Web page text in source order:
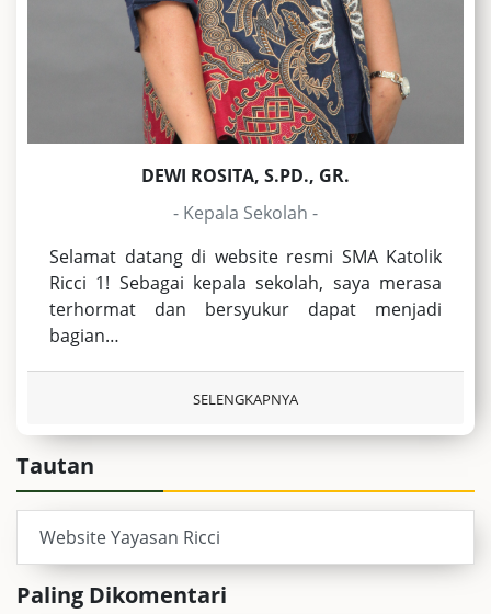
DEWI ROSITA, S.PD., GR.
- Kepala Sekolah -
Selamat datang di website resmi SMA Katolik
Ricci 1! Sebagai kepala sekolah, saya merasa
terhormat dan bersyukur dapat menjadi
bagian…
SELENGKAPNYA
Tautan
Website Yayasan Ricci
Paling Dikomentari